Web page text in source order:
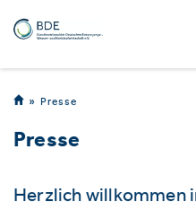
Presse
Presse
Herzlich willkommen